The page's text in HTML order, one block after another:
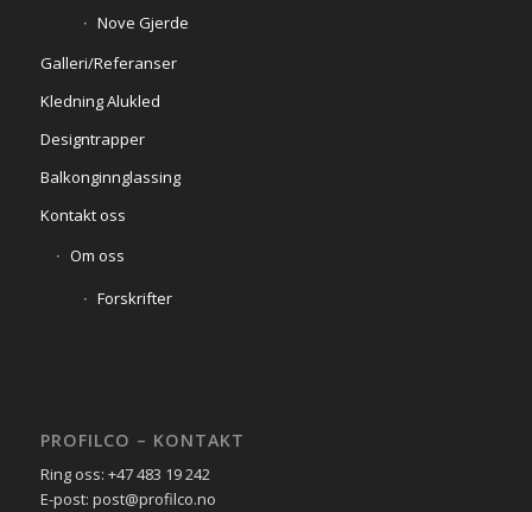
Nove Gjerde
Galleri/Referanser
Kledning Alukled
Designtrapper
Balkonginnglassing
Kontakt oss
Om oss
Forskrifter
PROFILCO – KONTAKT
Ring oss: +47 483 19 242
E-post: post@profilco.no